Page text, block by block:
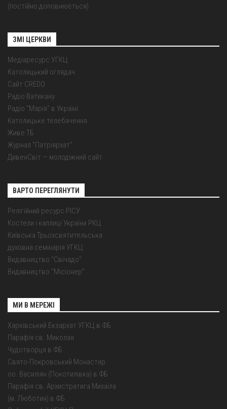
(постійно доповнюється)
ЗМІ ЦЕРКВИ
Медіаресурс УГКЦ
Католицький оглядач
Сайт CREDO
Радіо Ватикану
Радіо "Марія" в Україні
Католицьке телебачення
Живе ТБ
Журнал "Патріярхат"
ДивенСвіт — молодіжний сайт
ВАРТО ПЕРЕГЛЯНУТИ
Релігійний ресурс РІСУ
Костели і каплиці України РКЦ
Київська Трьохсвятительська
духовна семінарія УГКЦ
Видавництво "Свічадо"
Видавництво "Місіонер"
МИ В МЕРЕЖІ
Харківський Екзархат УГКЦ в ФБ
Парафія св. Миколая
Чудотворця в ФБ
Свято-Покровський Монастир
оо. Василіян (Покотилівка) в ФБ
Парафія св. Архистратига Михаїла
(м. Люботин) в ФБ